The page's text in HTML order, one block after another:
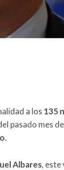
a los 135
pasado mes
.
Albares, este